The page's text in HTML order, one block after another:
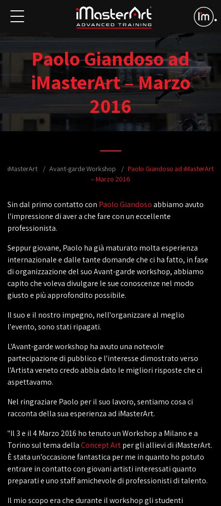
Paolo Giandoso ad
iMasterArt – Marzo
2016
iMasterArt Avant-garde Workshop
Paolo Giandoso ad iMasterArt
– Marzo 2016
Sin dal primo contatto con Paolo Giandosoabbiamo avuto
l'impressione di aver a che fare con un eccellente
professionista.
Seppur giovane, Paolo ha già maturato molta esperienza
internazionale e dalle tante domande che ci ha fatto, in fase
di organizzazione del suo Avant-garde workshop, abbiamo
capito che voleva divulgare le sue conoscenze nel modo
giusto e più approfondito possibile.
Il suo e il nostro impegno, nell'organizzare al meglio
l'evento, sono stati ripagati.
L'Avant-garde workshop ha avuto una notevole
partecipazione di pubblico e l'interesse dimostrato verso
l'Artista veneto credo abbia dato le migliori risposte che ci
aspettavamo.
Nel ringraziare Paolo per il suo lavoro, sentiamo cosa ci
racconta della sua esperienza ad iMasterArt.
"Il 3 e il 4 Marzo 2016 ho tenuto un Workshop a Milano e a
Torino sul tema dellaConcept Artper gli allievi di iMasterArt.
È stata un’occasione fantastica per me in quanto ho potuto
entrare in contatto con giovani artisti interessati quanto
preparati e uno staff amichevole di professionisti di talento.
Il mio scopo era che durante il workshop gli studenti